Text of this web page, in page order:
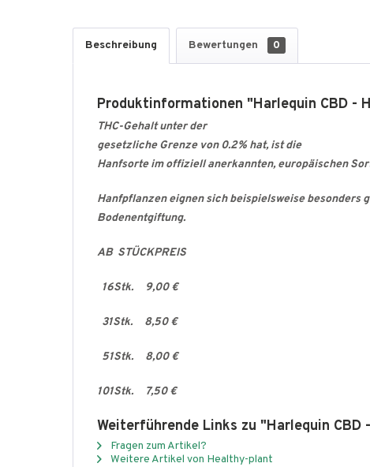
Beschreibung Bewertungen 0
Produktinformationen "Harlequin CBD -
THC-Gehalt unter der
gesetzliche Grenze von 0.2% hat, ist die
Hanfsorte im offiziell anerkannten, europäischen
Hanfpflanzen eignen sich beispielsweise besonders
Bodenentgiftung.
AB STÜCKPREIS
16Stk. 9,00 €
31Stk. 8,50 €
51Stk. 8,00 €
101Stk. 7,50 €
Weiterführende Links zu "Harlequin
Fragen zum Artikel?
Weitere Artikel von Healthy-plant